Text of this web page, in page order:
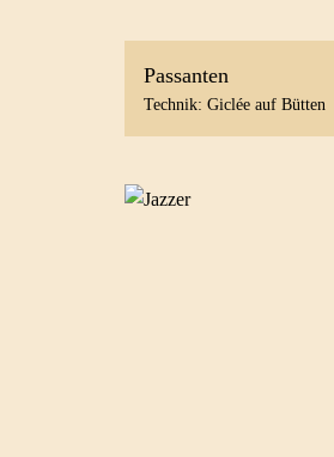
Passanten
Technik: Giclée auf Bütten